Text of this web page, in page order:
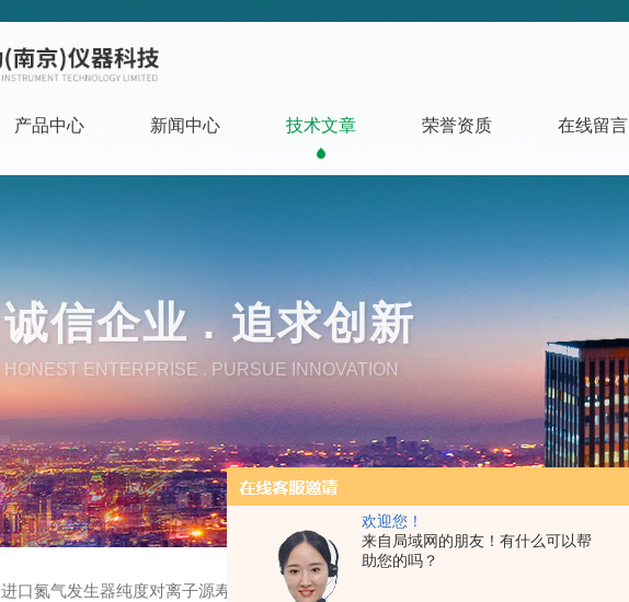
欢迎您！
来自局域网的朋友！有什么可以帮
助您的吗？
产品中心 新闻中心 技术文章 荣誉资质 在线留言
诚信企业 . 追求创新
HONEST ENTERPRISE . PURSUE INNOVATION
进口氮气发生器纯度对离子源寿命的影响